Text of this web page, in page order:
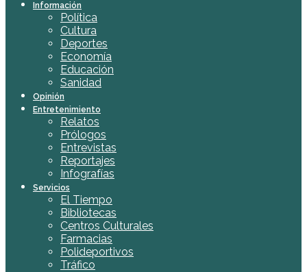
Información
Política
Cultura
Deportes
Economía
Educación
Sanidad
Opinión
Entretenimiento
Relatos
Prólogos
Entrevistas
Reportajes
Infografías
Servicios
El Tiempo
Bibliotecas
Centros Culturales
Farmacias
Polideportivos
Tráfico